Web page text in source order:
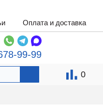
Оплата и доставка
99-99
0